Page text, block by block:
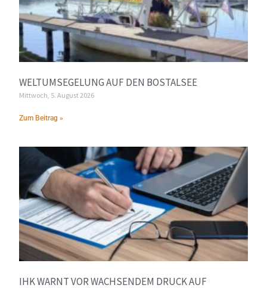
WELTUMSEGELUNG AUF DEN BOSTALSEE
Mittwoch, 5. August 2026
Zum Beitrag »
IHK WARNT VOR WACHSENDEM DRUCK AUF